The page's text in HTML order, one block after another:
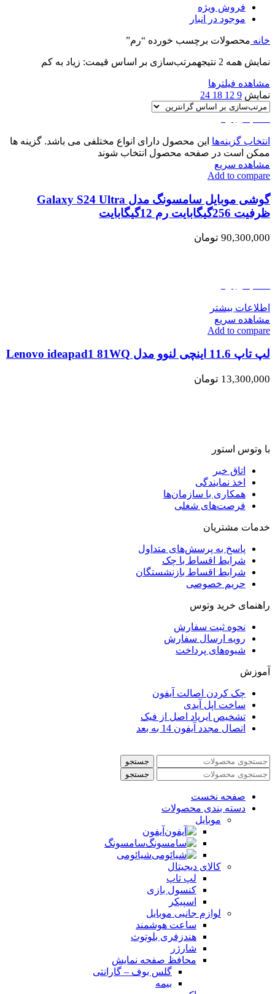
فروش ویژه
موجود در انبار
خانه محصولات برچسب خورده “رم”
نمایش همه 2 نتیجه مرتب‌سازی بر اساس قیمت: زیاد به کم
مشاهده فیلترها
نمایش 9
12
18
24
انتخاب گزینه‌ها این محصول دارای انواع مختلفی می باشد. گزینه ها
ممکن است در صفحه محصول انتخاب شوند
مشاهده سریع
Add to compare
گوشی موبایل سامسونگ مدل Galaxy S24 Ultra
ظرفیت 256گیگابایت رم 12گیگابایت
90,300,000 تومان
اطلاعات بیشتر
مشاهده سریع
Add to compare
لپ تاپ 11.6 اینچی لنوو مدل Lenovo ideapad1 81WQ
13,300,000 تومان
با وتوس استور
اتاق خبر
اخذ نمایندگی
همکاری با سازمان‌ها
فرصت‌های شغلی
خدمات مشتریان
پاسخ به پرسش‌های متداول
شرایط اقساط با چک
شرایط اقساط بازنشستگان
حریم خصوصی
راهنمای خرید وتوس
نحوه ثبت سفارش
رویه ارسال سفارش
شیوه‌های پرداخت
آموزش
چک کردن اصالت آیفون
ساخت اپل آیدی
تشخیص ایرپاد اصل از فیک
اتصال مجدد آیفون 14 به بعد
جستجو
جستجو
صفحه نخست
دسته بندی محصولات
موبایل
آیفون
سامسونگ
شیائومی
کالای دیجیتال
لپ تاپ
کنسول بازی
اسپیکر
لوازم جانبی موبایل
ساعت هوشمند
هندزفری بلوتوث
شارژر
محافظ صفحه نمایش
گلس بوف – گارانتی
بیمه